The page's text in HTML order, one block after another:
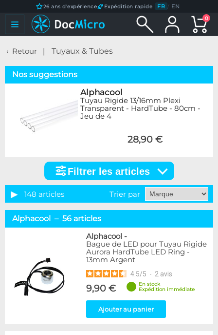
26 ans d'expérience Expédition rapide FR / EN
0
Retour Tuyaux & Tubes
Nos suggestions
Alphacool
Tuyau Rigide 13/16mm Plexi
Transparent - HardTube - 80cm -
Jeu de 4
28,90 €
articles
Catégorie
Tuyaux souples
37
Accessoires pour tuyaux
59
Marque
Alphacool
56
DocMicro
27
17
2
Filtrer les articles
148 articles Trier par
Alphacool – 56 articles
Alphacool -
Bague de LED pour Tuyau Rigide
Aurora HardTube LED Ring -
13mm Argent
4.5/5 - 2 avis
9,90 €
En stock
Expédition immédiate
Ajouter au panier